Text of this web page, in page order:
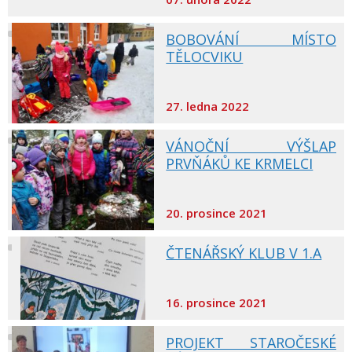
BOBOVÁNÍ MÍSTO
TĚLOCVIKU
27. ledna 2022
VÁNOČNÍ VÝŠLAP
PRVŇÁKŮ KE KRMELCI
20. prosince 2021
ČTENÁŘSKÝ KLUB V 1.A
16. prosince 2021
PROJEKT STAROČESKÉ